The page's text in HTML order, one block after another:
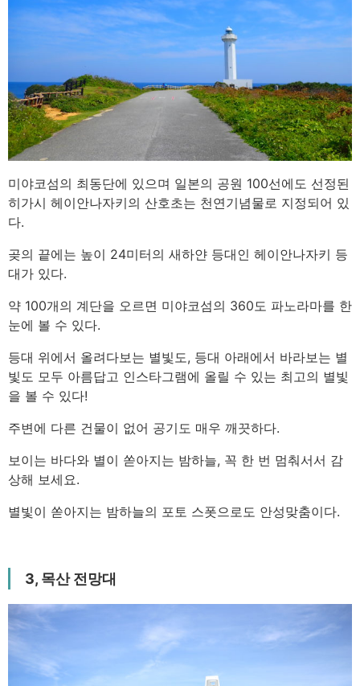
미야코섬의 최동단에 있으며 일본의 공원 100선에도 선정된
히가시 헤이안나자키의 산호초는 천연기념물로 지정되어 있
다.
곶의 끝에는 높이 24미터의 새하얀 등대인 헤이안나자키 등
대가 있다.
약 100개의 계단을 오르면 미야코섬의 360도 파노라마를 한
눈에 볼 수 있다.
등대 위에서 올려다보는 별빛도, 등대 아래에서 바라보는 별
빛도 모두 아름답고 인스타그램에 올릴 수 있는 최고의 별빛
을 볼 수 있다!
주변에 다른 건물이 없어 공기도 매우 깨끗하다.
보이는 바다와 별이 쏟아지는 밤하늘, 꼭 한 번 멈춰서서 감
상해 보세요.
별빛이 쏟아지는 밤하늘의 포토 스폿으로도 안성맞춤이다.
3, 목산 전망대